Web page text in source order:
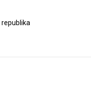
republika